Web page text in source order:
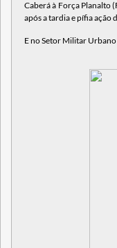
Caberá à Força Planalto
após a tardia e pífia ação
E no Setor Militar